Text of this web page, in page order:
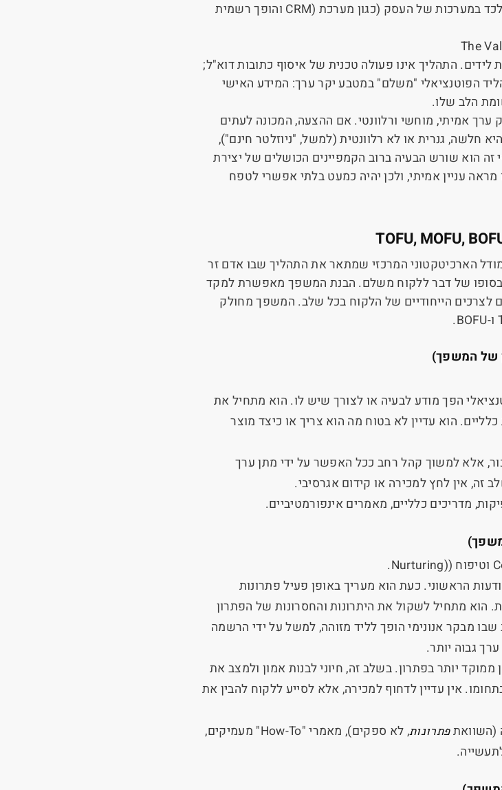
במערכות של העסק (כגון מערכת CRM) והופך רשמית
The
לידים. התהליך אינו פעולה טכנית של איסוף כתובות דוא"ל;
הפוטנציאלי "משלם" במטבע יקר ערך: המידע האישי
הלב שלו.
ערך אמיתי, מוחשי ורלוונטי. אם ההצעה, המכונה לעתים
חלשה, גנרית או לא רלוונטית (למשל, "ניוזלטר חינם"),
זה הוא שורש הבעיה ברוב הקמפיינים הכושלים של יצירת
מראה עניין אמיתי, ולכן יהיה כמעט בלתי אפשרי לטפח
TOFU, MOFU,
הארכיטקטוני המרכזי שמתאר את התהליך שבו אדם זר
ובסופו של דבר ללקוח משלם. הבנת המשפך מאפשרת למקד
לצרכים הייחודיים של הלקוח בכל שלב. המשפך מחולק
ו-BOFU
.
של המשפך)
הפך מודע לבעיה או לצורך שיש לו. הוא מתחיל את
הוא עדיין לא בטוח מה הוא צריך או כיצד מוצר
אלא למשוך קהל רחב ככל האפשר על ידי מתן ערך
זה, אין לחץ למכירה או קידום אגרסיבי.
מדריכים כלליים, מאמרים אינפורמטיביים.
וטיפוח (Nurturing)
.
הראשוני. כעת הוא מעריך באופן פעיל פתרונות
הוא מתחיל לשקול את היתרונות והחסרונות של הפתרון
מבקר אנונימי הופך לליד מזוהה, למשל על ידי הרשמה
גבוה יותר.
יותר בפתרון. בשלב זה, חיוני לבנות אמון ולמצב את
אין עדיין לדחוף למכירה, אלא לסייע ללקוח להבין את
(השוואתפתרונות, לא ספקים), מאמרי "How-To" מעמיקים,